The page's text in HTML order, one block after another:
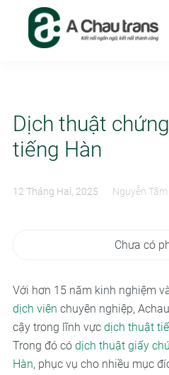
Dịch thuật
tiếng Hàn
12 Tháng Hai, 2025 Nguyễn Tâm
Chưa có
Với hơn 15 năm kinh nghiệm
dịch viên chuyên nghiệp,
cậy trong lĩnh vực dịch thuật
Trong đó có dịch thuật giấy
Hàn, phục vụ cho nhiều mục